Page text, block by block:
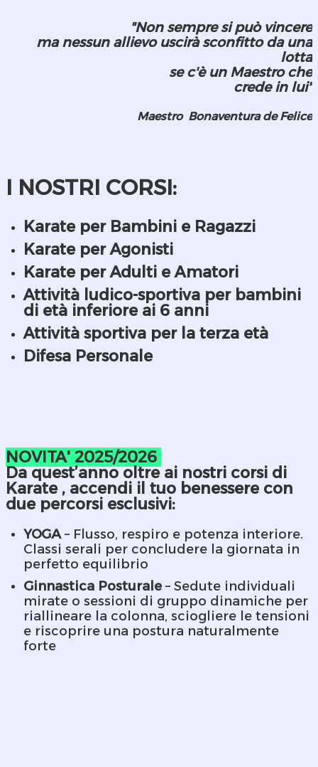
"Non sempre si può vincere
ma nessun allievo uscirà sconfitto da una
lotta
se c'è un Maestro che
crede in lui"
Maestro Bonaventura de Felice
I NOSTRI CORSI:
Karate per Bambini e Ragazzi
Karate per Agonisti
Karate per Adulti e Amatori
Attività ludico-sportiva per bambini
di età inferiore ai 6 anni
Attività sportiva per la terza età
Difesa Personale
NOVITA' 2025/2026
Da quest’anno oltre ai nostri corsi di
Karate , accendi il tuo benessere con
due percorsi esclusivi:
YOGA– Flusso, respiro e potenza interiore.
Classi serali per concludere la giornata in
perfetto equilibrio
Ginnastica Posturale – Sedute individuali
mirate o sessioni di gruppo dinamiche per
riallineare la colonna, sciogliere le tensioni
e riscoprire una postura naturalmente
forte